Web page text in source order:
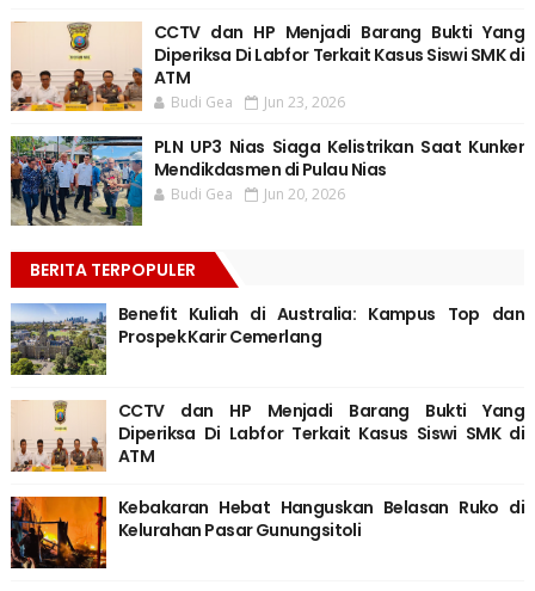
CCTV dan HP Menjadi Barang Bukti Yang
Diperiksa Di Labfor Terkait Kasus Siswi SMK di
ATM
Budi Gea Jun 23, 2026
PLN UP3 Nias Siaga Kelistrikan Saat Kunker
Mendikdasmen di Pulau Nias
Budi Gea Jun 20, 2026
BERITA TERPOPULER
Benefit Kuliah di Australia: Kampus Top dan
Prospek Karir Cemerlang
CCTV dan HP Menjadi Barang Bukti Yang
Diperiksa Di Labfor Terkait Kasus Siswi SMK di
ATM
Kebakaran Hebat Hanguskan Belasan Ruko di
Kelurahan Pasar Gunungsitoli